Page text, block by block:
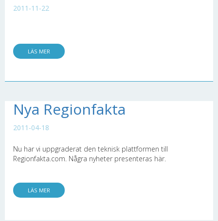
2011-11-22
LÄS MER
Nya Regionfakta
2011-04-18
Nu har vi uppgraderat den teknisk plattformen till
Regionfakta.com. Några nyheter presenteras här.
LÄS MER